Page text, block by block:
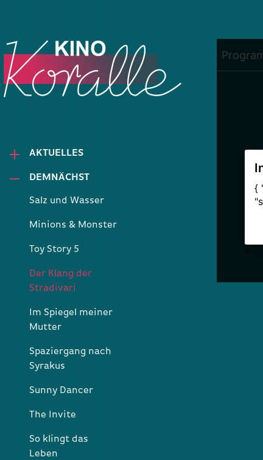
AKTUELLES
DEMNÄCHST
Salz und Wasser
Minions & Monster
Toy Story 5
Der Klang der
Stradivari
Im Spiegel meiner
Mutter
Spaziergang nach
Syrakus
Sunny Dancer
The Invite
So klingt das
Leben